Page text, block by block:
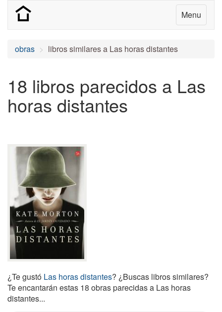
Menu
obras libros similares a Las horas distantes
18 libros parecidos a Las
horas distantes
¿Te gustó Las horas distantes? ¿Buscas libros similares?
Te encantarán estas 18 obras parecidas a Las horas
distantes...